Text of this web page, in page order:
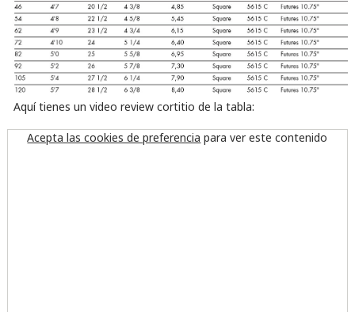
Aquí tienes un video review cortitio de la tabla:
Acepta las cookies de preferencia para ver este contenido